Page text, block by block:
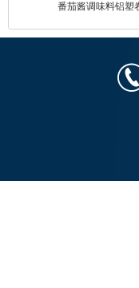
番茄酱调味料铝塑